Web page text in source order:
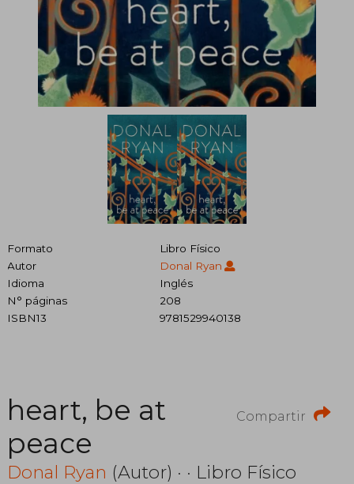
Formato
Libro Físico
Autor
Donal Ryan
Idioma
Inglés
N° páginas
208
ISBN13
9781529940138
Compartir
heart, be at
peace
Donal Ryan (Autor) · · Libro Físico